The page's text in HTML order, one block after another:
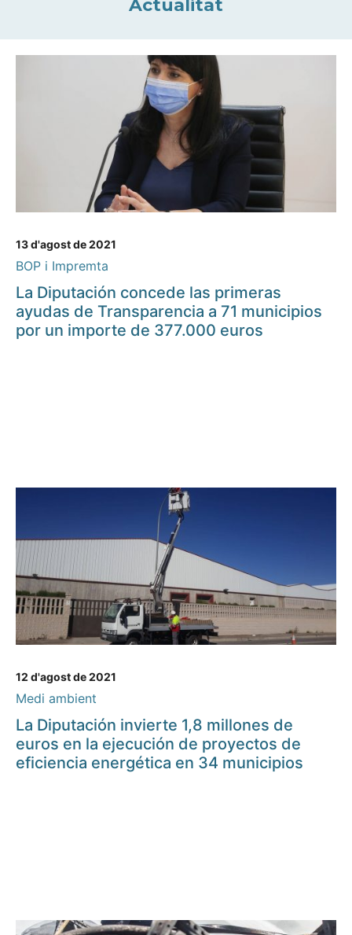
Actualitat
13 d'agost de 2021
BOP i Impremta
La Diputación concede las primeras
ayudas de Transparencia a 71 municipios
por un importe de 377.000 euros
12 d'agost de 2021
Medi ambient
La Diputación invierte 1,8 millones de
euros en la ejecución de proyectos de
eficiencia energética en 34 municipios